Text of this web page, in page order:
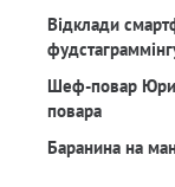
Відклади
Шеф-повар
повара
Баранина на